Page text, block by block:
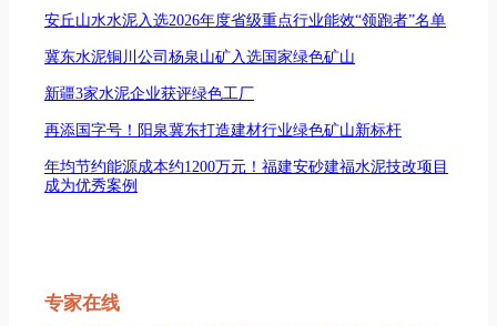
安丘山水水泥入选2026年度省级重点行业能效“领跑者”名单
冀东水泥铜川公司杨泉山矿入选国家绿色矿山
新疆3家水泥企业获评绿色工厂
再添国字号！阳泉冀东打造建材行业绿色矿山新标杆
年均节约能源成本约1200万元！福建安砂建福水泥技改项目
成为优秀案例
专家在线